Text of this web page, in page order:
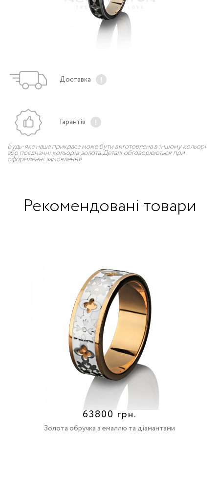
Доставка
Гарантія
Будь-яка наша прикраса може бути виготовлена в іншому кольорі
або поєднанні кольорів золота. Деталі обговорюються при
оформленні замовлення
Рекомендовані товари
63800 грн.
Золота обручка з емаллю та діамантами